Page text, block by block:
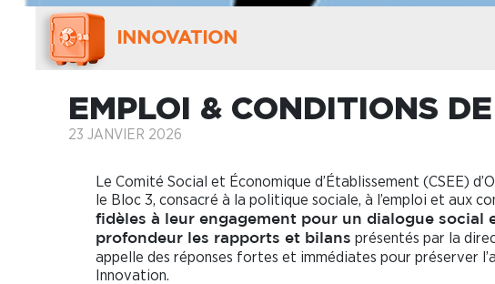
INNOVATION
EMPLOI & CONDITIONS
23 JANVIER 2026
Le Comité Social et Économique d’Établissement (CSEE)
le Bloc 3, consacré à la politique sociale, à l’emploi et aux
fidèles à leur engagement pour un dialogue social
profondeur les rapports et bilans présentés par la
appelle des réponses fortes et immédiates pour préserver
Innovation.